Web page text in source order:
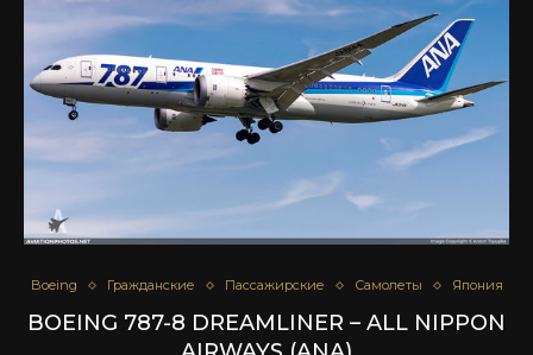
Boeing Гражданские Пассажирские Самолеты Япония
BOEING 787-8 DREAMLINER – ALL NIPPON